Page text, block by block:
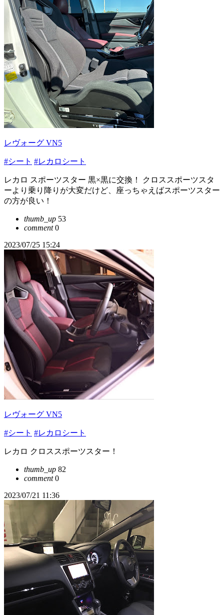
レヴォーグ VN5
#シート #レカロシート
レカロ スポーツスター 黒×黒に交換！ クロススポーツスタ
ーより乗り降りが大変だけど、座っちゃえばスポーツスター
の方が良い！
thumb_up 53
comment0
2023/07/25 15:24
レヴォーグ VN5
#シート #レカロシート
レカロ クロススポーツスター！
thumb_up 82
comment0
2023/07/21 11:36